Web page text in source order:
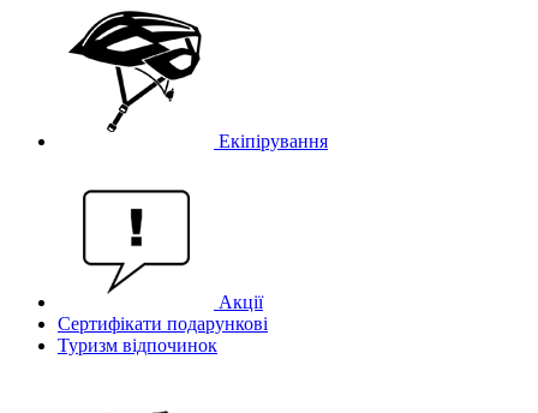
Екіпірування
Акції
Сертифікати подарункові
Туризм відпочинок